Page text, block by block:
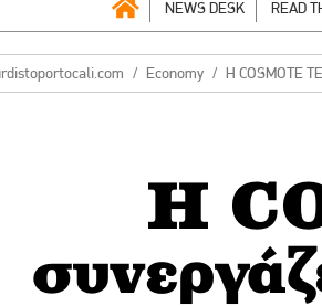
NEWS DESK READ
Economy Η COSMOTE
Η